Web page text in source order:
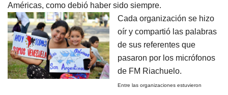
Américas, como debió haber sido siempre.
Cada organización se hizo
oír y compartió las palabras
de sus referentes que
pasaron por los micrófonos
de FM Riachuelo.
Entre las organizaciones estuvieron